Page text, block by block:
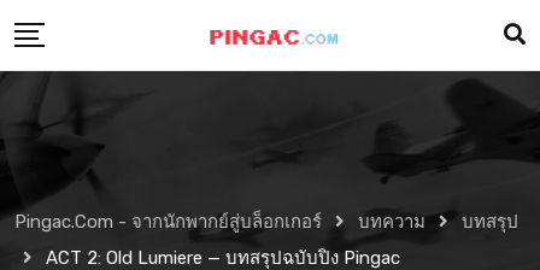
Pingac.com - จากนักพากย์สู่บล็อกเกอร์ บทความ
บทสรุป
ACT 2: Old Lumiere — บทสรุปฉบับปิง Pingac